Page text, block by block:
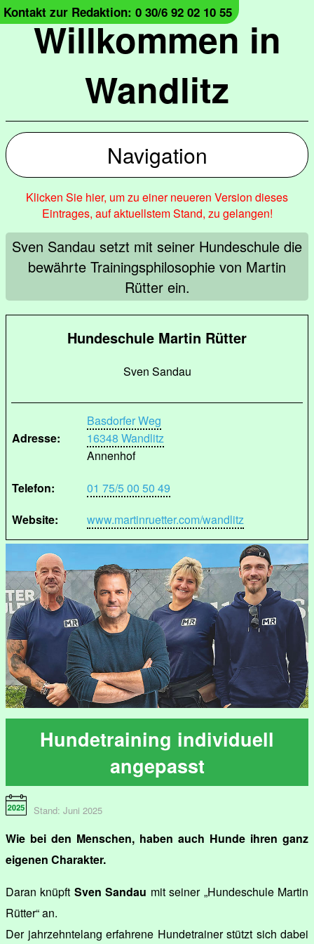
Willkommen in
Wandlitz
Kontakt zur Redaktion: 0 30/6 92 02 10 55
Navigation
Klicken Sie hier, um zu einer neueren Version dieses
Eintrages, auf aktuellstem Stand, zu gelangen!
Sven Sandau setzt mit seiner Hundeschule die
bewährte Trainingsphilosophie von Martin
Rütter ein.
Hundeschule Martin Rütter
Sven Sandau
Adresse:
Basdorfer Weg
16348 Wandlitz
Annenhof
Telefon:
01 75/5 00 50 49
Website:
www.martinruetter.com/wandlitz
Hundetraining individuell
angepasst
Stand: Juni 2025
Wie bei den Menschen, haben auch Hunde ihren ganz
eigenen Charakter.
Daran knüpft Sven Sandau mit seiner „Hundeschule Martin
Rütter“ an.
Der jahrzehntelang erfahrene Hundetrainer stützt sich dabei